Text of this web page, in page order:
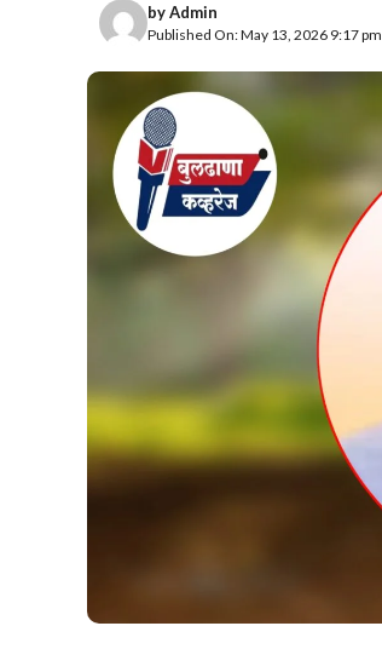
byAdmin
Published On: May 13, 2026 9:17 pm